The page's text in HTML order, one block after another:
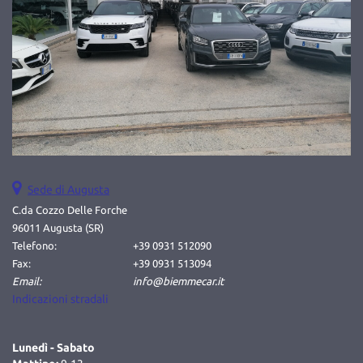
di parcheggio posteriori • Servosterzo • Specchietti laterali
elettrici • Start/Stop Automatico • Telecamera per parcheggio
assistito • USB • Vetri oscurati • Volante in pelle
Sede di Augusta
C.da Cozzo Delle Forche
96011 Augusta (SR)
Telefono:
+39 0931 512090
Fax:
+39 0931 513094
Email:
info@biemmecar.it
Indicazioni stradali
Lunedì - Sabato